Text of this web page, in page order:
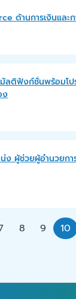
ด้านการเงินและ
มัลติฟังก์ชั่นพร้อมโ
ง
ง ผู้ช่วยผู้อำนวยก
8 9 10